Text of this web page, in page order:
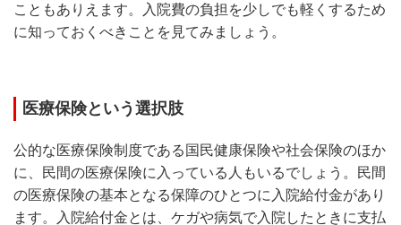
こともありえます。入院費の負担を少しでも軽くするため
に知っておくべきことを見てみましょう。
医療保険という選択肢
公的な医療保険制度である国民健康保険や社会保険のほか
に、民間の医療保険に入っている人もいるでしょう。民間
の医療保険の基本となる保障のひとつに入院給付金があり
ます。入院給付金とは、ケガや病気で入院したときに支払